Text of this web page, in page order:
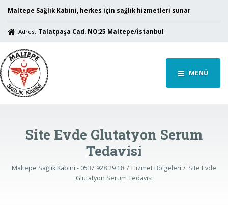
Maltepe Sağlık Kabini, herkes için sağlık hizmetleri sunar
Adres: Talatpaşa Cad. NO:25 Maltepe/İstanbul
MENÜ
Site Evde Glutatyon Serum
Tedavisi
Maltepe Sağlık Kabini - 0537 928 29 18 Hizmet Bölgeleri
Site Evde
Glutatyon Serum Tedavisi